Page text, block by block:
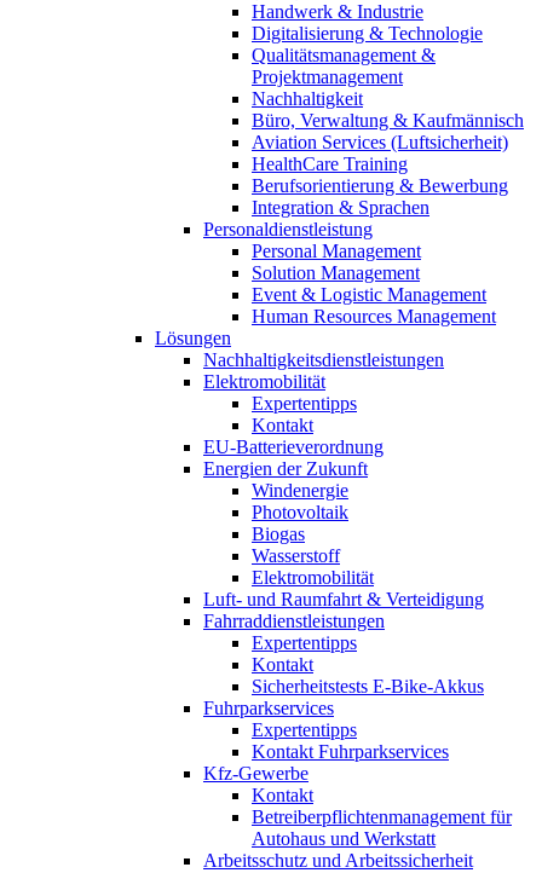
Handwerk & Industrie
Digitalisierung & Technologie
Qualitätsmanagement &
Projektmanagement
Nachhaltigkeit
Büro, Verwaltung & Kaufmännisch
Aviation Services (Luftsicherheit)
HealthCare Training
Berufsorientierung & Bewerbung
Integration & Sprachen
Personaldienstleistung
Personal Management
Solution Management
Event & Logistic Management
Human Resources Management
Lösungen
Nachhaltigkeitsdienstleistungen
Elektromobilität
Expertentipps
Kontakt
EU-Batterieverordnung
Energien der Zukunft
Windenergie
Photovoltaik
Biogas
Wasserstoff
Elektromobilität
Luft- und Raumfahrt & Verteidigung
Fahrraddienstleistungen
Expertentipps
Kontakt
Sicherheitstests E-Bike-Akkus
Fuhrparkservices
Expertentipps
Kontakt Fuhrparkservices
Kfz-Gewerbe
Kontakt
Betreiberpflichtenmanagement für
Autohaus und Werkstatt
Arbeitsschutz und Arbeitssicherheit